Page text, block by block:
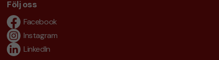
Följ oss
Facebook
Instagram
LinkedIn